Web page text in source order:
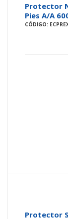
Protector
Pies A/A
CÓDIGO:
Protector